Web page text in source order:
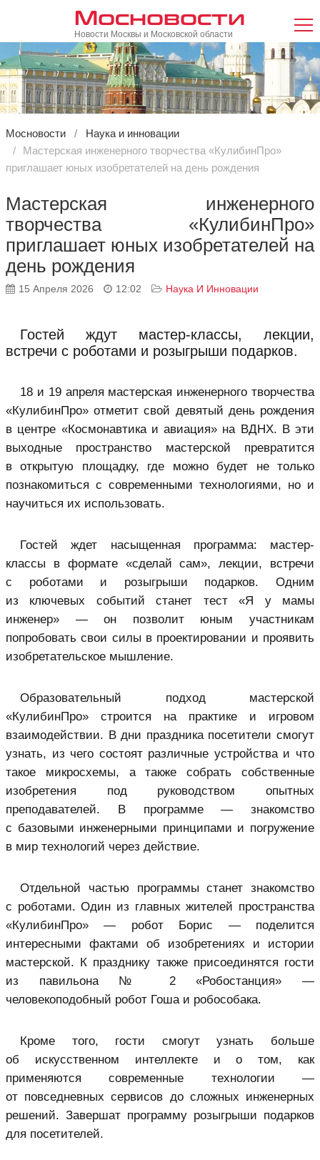
Мосновости
Новости Москвы и Московской области
Мосновости
Наука и инновации
Мастерская инженерного творчества «КулибинПро»
приглашает юных изобретателей на день рождения
Мастерская инженерного
творчества «КулибинПро»
приглашает юных изобретателей на
день рождения
15 Апреля 2026 12:02 Наука И Инновации
Гостей ждут мастер-классы, лекции,
встречи с роботами и розыгрыши подарков.
18 и 19 апреля мастерская инженерного творчества
«КулибинПро» отметит свой девятый день рождения
в центре «Космонавтика и авиация» на ВДНХ. В эти
выходные пространство мастерской превратится
в открытую площадку, где можно будет не только
познакомиться с современными технологиями, но и
научиться их использовать.
Гостей ждет насыщенная программа: мастер-
классы в формате «сделай сам», лекции, встречи
с роботами и розыгрыши подарков. Одним
из ключевых событий станет тест «Я у мамы
инженер» — он позволит юным участникам
попробовать свои силы в проектировании и проявить
изобретательское мышление.
Образовательный подход мастерской
«КулибинПро» строится на практике и игровом
взаимодействии. В дни праздника посетители смогут
узнать, из чего состоят различные устройства и что
такое микросхемы, а также собрать собственные
изобретения под руководством опытных
преподавателей. В программе — знакомство
с базовыми инженерными принципами и погружение
в мир технологий через действие.
Отдельной частью программы станет знакомство
с роботами. Один из главных жителей пространства
«КулибинПро» — робот Борис — поделится
интересными фактами об изобретениях и истории
мастерской. К празднику также присоединятся гости
из павильона № 2 «Робостанция» —
человекоподобный робот Гоша и робособака.
Кроме того, гости смогут узнать больше
об искусственном интеллекте и о том, как
применяются современные технологии —
от повседневных сервисов до сложных инженерных
решений. Завершат программу розыгрыши подарков
для посетителей.